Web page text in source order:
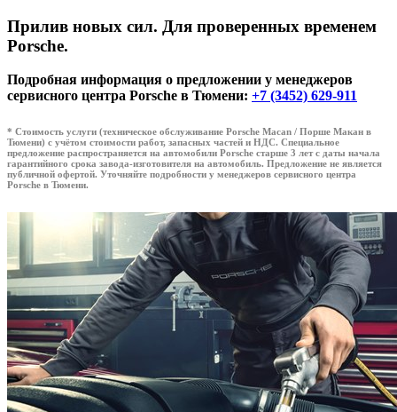
Прилив новых сил. Для проверенных временем
Porsche.
Подробная информация о предложении у менеджеров
сервисного центра Porsche в Тюмени: +7 (3452) 629-911
* Cтоимость услуги (техническое обслуживание Porsche Macan / Порше Макан в
Тюмени) с учётом стоимости работ, запасных частей и НДС. Специальное
предложение распространяется на автомобили Porsche старше 3 лет с даты начала
гарантийного срока завода-изготовителя на автомобиль. Предложение не является
публичной офертой. Уточняйте подробности у менеджеров сервисного центра
Porsche в Тюмени.